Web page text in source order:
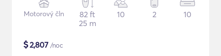
Motorový čln
82 ft
25 m
10 2 10
$2,807 /noc